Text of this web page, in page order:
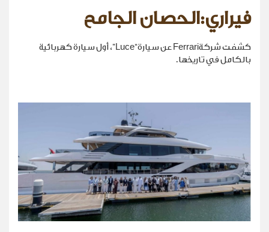
فيراري:الحصان الجامح
كشفت شركةFerrari عن سيارة“Luce”، أول سيارة كهربائية
بالكامل في تاريخها.